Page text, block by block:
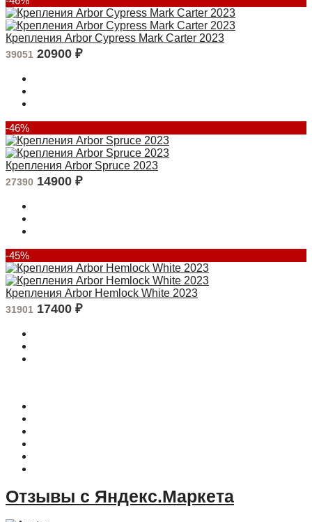
Крепления Arbor Cypress Mark Carter 2023
39051 20900 ₽
-46%
Крепления Arbor Spruce 2023
27390 14900 ₽
-45%
Крепления Arbor Hemlock White 2023
31901 17400 ₽
Отзывы с Яндекс.Маркета